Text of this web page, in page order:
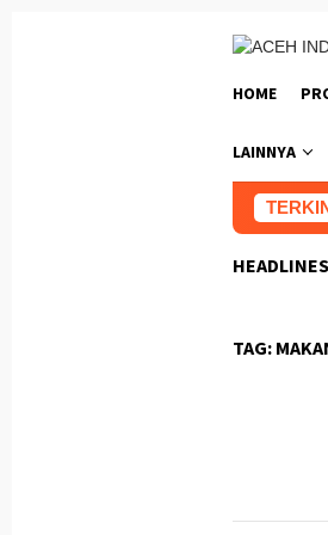
HOME
LAINNYA
Kapolda Pada Pembaretan Bintara
HEADLINES
TAG: